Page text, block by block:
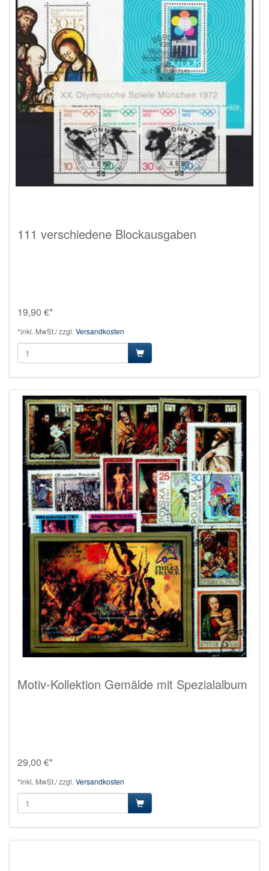
111 verschiedene Blockausgaben
19,90 €*
*inkl. MwSt./ zzgl. Versandkosten
Motiv-Kollektion Gemälde mit Spezialalbum
29,00 €*
*inkl. MwSt./ zzgl. Versandkosten